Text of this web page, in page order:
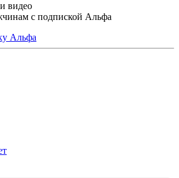
видео
с подпиской Альфа
Альфа